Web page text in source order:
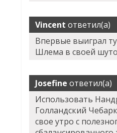
Vincent ответил(а)
Впервые выиграл
Шлема в своей
Josefine ответил(а)
Использовать
Голландский
свое утро с